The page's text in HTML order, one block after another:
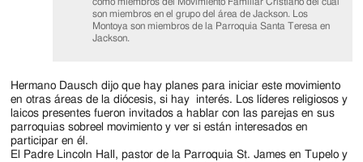
son miembros en el grupo del área de Jackson. Los
Montoya son miembros de la Parroquia Santa Teresa en
Jackson.
Hermano Dausch dijo que hay planes para iniciar este movimiento
en otras áreas de la diócesis, si hay interés. Los líderes religiosos y
laicos presentes fueron invitados a hablar con las parejas en sus
parroquias sobreel movimiento y ver si están interesados en
participar en él.
El Padre Lincoln Hall, pastor de la Parroquia St. James en Tupelo y